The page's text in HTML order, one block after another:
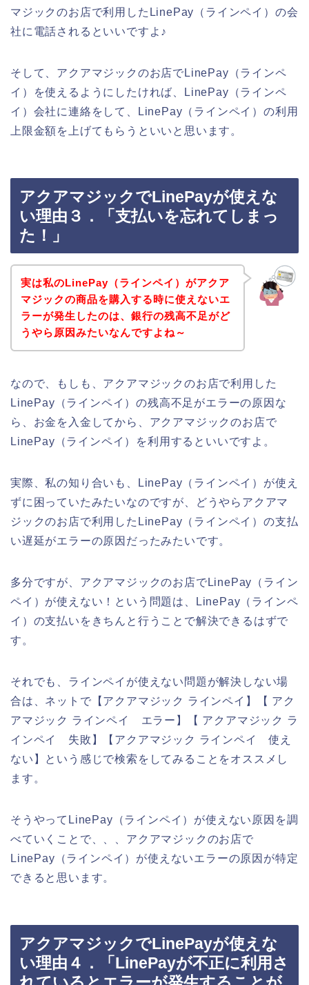
マジックのお店で利用したLinePay（ラインペイ）の会
社に電話されるといいですよ♪
そして、アクアマジックのお店でLinePay（ラインペ
イ）を使えるようにしたければ、LinePay（ラインペ
イ）会社に連絡をして、LinePay（ラインペイ）の利用
上限金額を上げてもらうといいと思います。
アクアマジックでLinePayが使えな
い理由３．「支払いを忘れてしまっ
た！」
実は私のLinePay（ラインペイ）がアクア
マジックの商品を購入する時に使えないエ
ラーが発生したのは、銀行の残高不足がど
うやら原因みたいなんですよね～
なので、もしも、アクアマジックのお店で利用した
LinePay（ラインペイ）の残高不足がエラーの原因な
ら、お金を入金してから、アクアマジックのお店で
LinePay（ラインペイ）を利用するといいですよ。
実際、私の知り合いも、LinePay（ラインペイ）が使え
ずに困っていたみたいなのですが、どうやらアクアマ
ジックのお店で利用したLinePay（ラインペイ）の支払
い遅延がエラーの原因だったみたいです。
多分ですが、アクアマジックのお店でLinePay（ライン
ペイ）が使えない！という問題は、LinePay（ラインペ
イ）の支払いをきちんと行うことで解決できるはずで
す。
それでも、ラインペイが使えない問題が解決しない場
合は、ネットで【アクアマジック ラインペイ】【 アク
アマジック ラインペイ エラー】【 アクアマジック ラ
インペイ 失敗】【アクアマジック ラインペイ 使え
ない】という感じで検索をしてみることをオススメし
ます。
そうやってLinePay（ラインペイ）が使えない原因を調
べていくことで、、、アクアマジックのお店で
LinePay（ラインペイ）が使えないエラーの原因が特定
できると思います。
アクアマジックでLinePayが使えな
い理由４．「LinePayが不正に利用さ